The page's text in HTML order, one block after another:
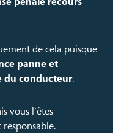
de cela puisque
panne et
du conducteur.
vous l’êtes
responsable.